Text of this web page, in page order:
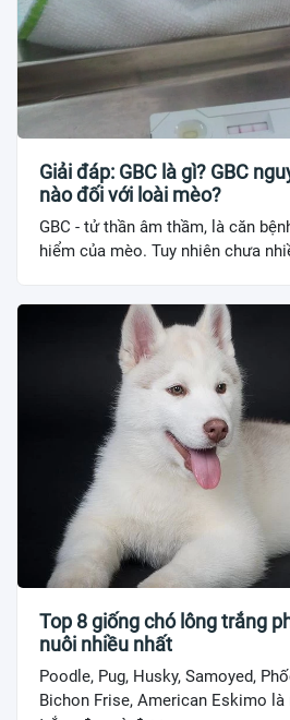
Giải đáp: GBC là gì? GBC
nào đối với loài mèo?
GBC - tử thần âm thầm, là căn
hiểm của mèo. Tuy nhiên chưa
Top 8 giống chó lông trắng
nuôi nhiều nhất
Poodle, Pug, Husky, Samoyed,
Bichon Frise, American Eskimo